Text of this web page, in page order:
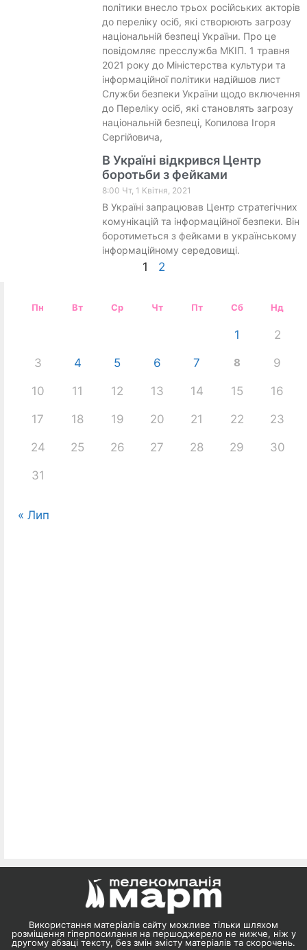
політики внесло трьох російських акторів
до переліку осіб, які створюють загрозу
національній безпеці України. Про це
повідомляє пресслужба МКІП. 1 травня
2021 року до Міністерства культури та
інформаційної політики надійшов лист
Служби безпеки України щодо включення
до Переліку осіб, які становлять загрозу
національній безпеці, Копилова Ігоря
Сергійовича,
В Україні відкрився Центр
боротьби з фейками
8:00 Чт, 1 Квітня, 2021
В Україні запрацював Центр стратегічних
комунікацій та інформаційної безпеки. Він
боротиметься з фейками в українському
інформаційному середовищі.
1 2
Пн Вт Ср Чт Пт Сб Нд
1 2
3 4 5 6 7 8 9
10 11 12 13 14 15 16
17 18 19 20 21 22 23
24 25 26 27 28 29 30
31
« Лип
Використання матеріалів сайту можливе тільки шляхом
розміщення гіперпосилання на першоджерело не нижче, ніж у
другому абзаці тексту, без змін змісту матеріалів та скорочень.